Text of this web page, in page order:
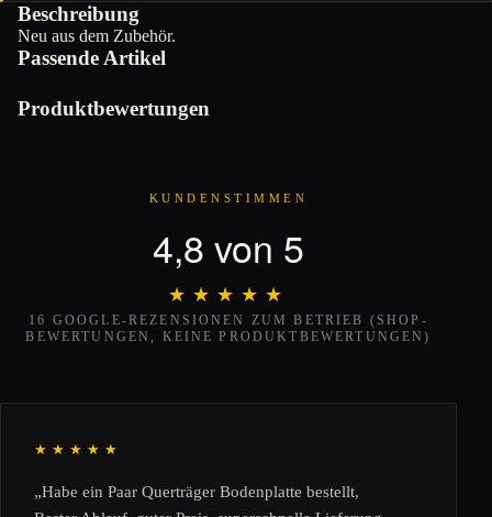
Beschreibung
Neu aus dem Zubehör.
Passende Artikel
Produktbewertungen
KUNDENSTIMMEN
4,8 von 5
★★★★★
★★★★★
16 GOOGLE-REZENSIONEN ZUM BETRIEB (SHOP-
BEWERTUNGEN, KEINE PRODUKTBEWERTUNGEN)
★★★★★
„Habe ein Paar Querträger Bodenplatte bestellt,